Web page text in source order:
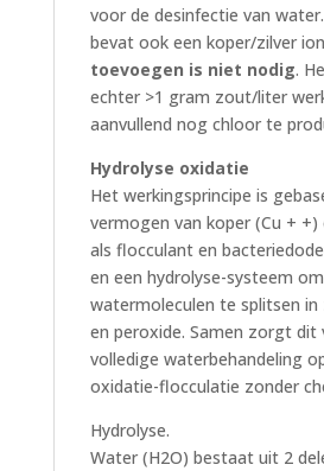
voor de desinfectie van
bevat ook een koper/zilver
toevoegen is niet nodig.
echter >1 gram zout/liter
aanvullend nog chloor te
Hydrolyse oxidatie
Het werkingsprincipe is
vermogen van koper (Cu + +)
als flocculant en
en een hydrolyse-systeem om
watermoleculen te splitsen
en peroxide. Samen zorgt dit
volledige waterbehandeling
oxidatie-flocculatie zonder
Hydrolyse.
Water (H2O) bestaat uit 2